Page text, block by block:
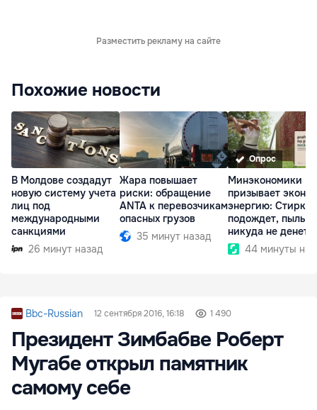
Разместить рекламу на сайте
Похожие новости
В Молдове создадут
новую систему учета
лиц под
международными
санкциями
26 минут назад
Жара повышает
риски: обращение
ANTA к перевозчикам
опасных грузов
35 минут назад
Опрос
Минэкономики
призывает
энергию: Стирка
подождет, пыль
никуда не
44 минуты
Bbc-Russian 12 сентября 2016, 16:18 1 490
Президент Зимбабве Роберт
Мугабе открыл памятник
самому себе